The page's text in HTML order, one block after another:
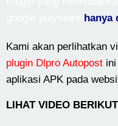
hanya
Kami akan perlihatkan
plugin Dlpro Autopost
aplikasi APK pada
LIHAT VIDEO